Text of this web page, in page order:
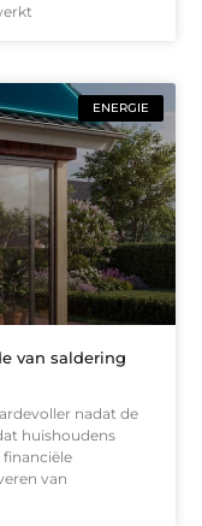
ENERGIE
van saldering
nadat de
huishoudens
van